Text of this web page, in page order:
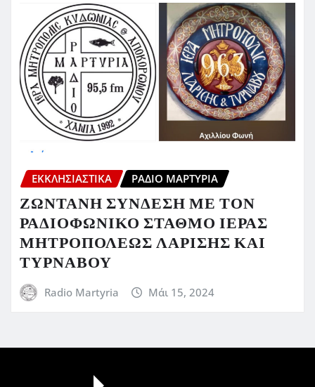
ΕΚΚΛΗΣΙΑΣΤΙΚΆ ΡΆΔΙΟ ΜΑΡΤΥΡΊΑ
ΖΩΝΤΑΝΗ ΣΥΝΔΕΣΗ ΜΕ ΤΟΝ
ΡΑΔΙΟΦΩΝΙΚΟ ΣΤΑΘΜΟ ΙΕΡΑΣ
ΜΗΤΡΟΠΟΛΕΩΣ ΛΑΡΙΣΗΣ ΚΑΙ
ΤΥΡΝΑΒΟΥ
Radio Martyria Μάι 15, 2024